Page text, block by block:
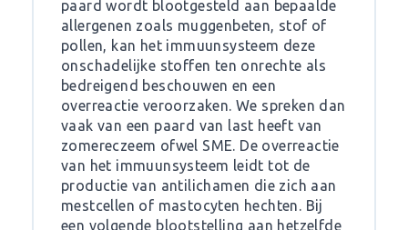
paard wordt blootgesteld aan bepaalde
allergenen zoals muggenbeten, stof of
pollen, kan het immuunsysteem deze
onschadelijke stoffen ten onrechte als
bedreigend beschouwen en een
overreactie veroorzaken. We spreken dan
vaak van een paard van last heeft van
zomereczeem ofwel SME. De overreactie
van het immuunsysteem leidt tot de
productie van antilichamen die zich aan
mestcellen of mastocyten hechten. Bij
een volgende blootstelling aan hetzelfde